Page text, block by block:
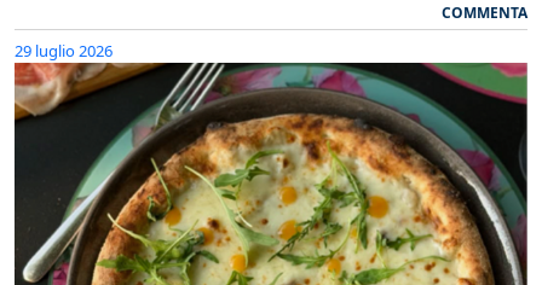
COMMENTA
29 luglio 2026